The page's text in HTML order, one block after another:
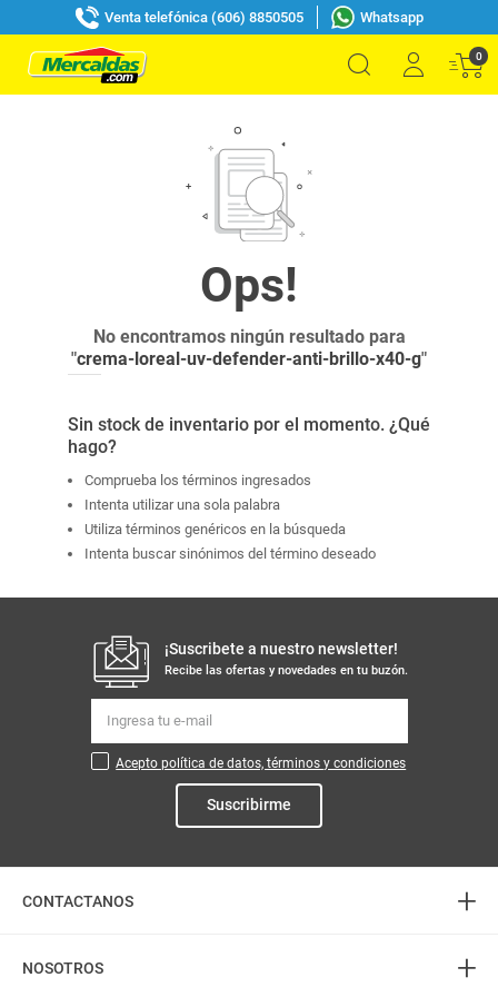
Venta telefónica (606) 8850505 Whatsapp
0
No encontramos ningún resultado para
"crema-loreal-uv-defender-anti-brillo-x40-g"
Sin stock de inventario por el momento. ¿Qué
hago?
Comprueba los términos ingresados
Intenta utilizar una sola palabra
Utiliza términos genéricos en la búsqueda
Intenta buscar sinónimos del término deseado
¡Suscribete a nuestro newsletter!
Recibe las ofertas y novedades en tu buzón.
Acepto política de datos, términos y condiciones
Suscribirme
CONTACTANOS +
Atención telefónica
NOSOTROS +